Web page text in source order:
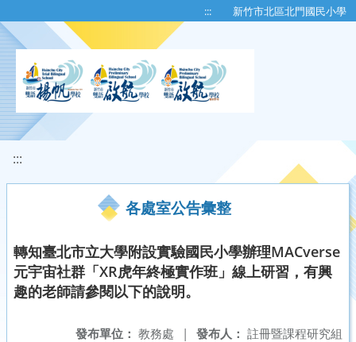
::: 新竹市北區北門國民小學
:::
各處室公告彙整
轉知臺北市立大學附設實驗國民小學辦理MACverse
元宇宙社群「XR虎年終極實作班」線上研習，有興
趣的老師請參閱以下的說明。
發布人： 註冊暨課程研究組
發布單位： 教務處 |